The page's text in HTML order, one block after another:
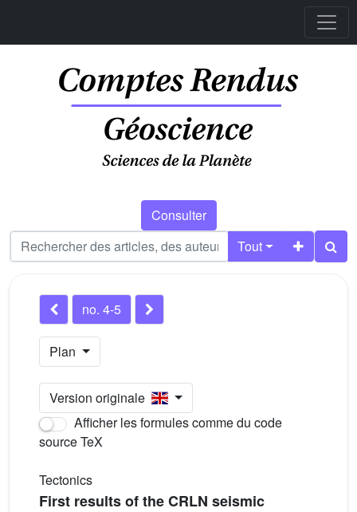
Consulter
Tout
no. 4-5
Plan
Version originale
Afficher les formules comme du code
source TeX
Tectonics
First results of the CRLN seismic